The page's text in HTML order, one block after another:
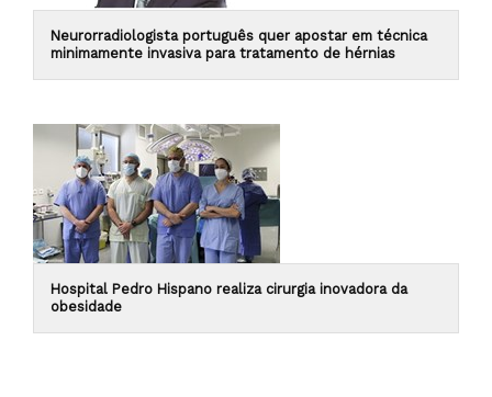
Neurorradiologista português quer apostar em técnica
minimamente invasiva para tratamento de hérnias
Hospital Pedro Hispano realiza cirurgia inovadora da
obesidade